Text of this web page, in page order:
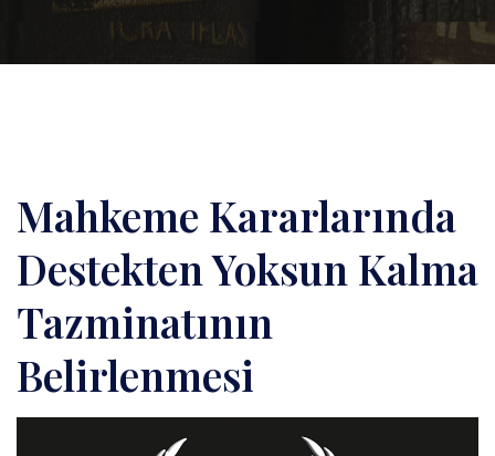
Mahkeme Kararlarında
Destekten Yoksun Kalma
Tazminatının
Belirlenmesi